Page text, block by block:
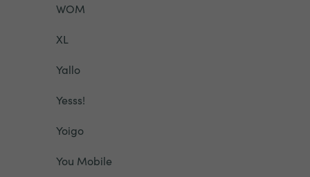
WOM
XL
Yallo
Yesss!
Yoigo
You Mobile